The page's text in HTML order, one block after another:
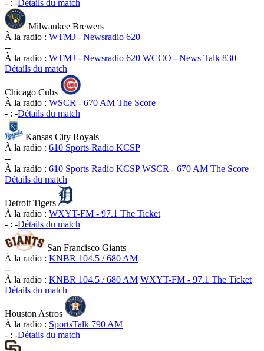
- : - Détails du match
Milwaukee Brewers
À la radio : WTMJ - Newsradio 620
--
À la radio : WTMJ - Newsradio 620 WCCO - News Talk 830
Détails du match
Chicago Cubs
À la radio : WSCR - 670 AM The Score
- : -Détails du match
Kansas City Royals
À la radio : 610 Sports Radio KCSP
--
À la radio : 610 Sports Radio KCSP WSCR - 670 AM The Score
Détails du match
Detroit Tigers
À la radio : WXYT-FM - 97.1 The Ticket
- : -Détails du match
San Francisco Giants
À la radio : KNBR 104.5 / 680 AM
--
À la radio : KNBR 104.5 / 680 AM WXYT-FM - 97.1 The Ticket
Détails du match
Houston Astros
À la radio : SportsTalk 790 AM
- : -Détails du match